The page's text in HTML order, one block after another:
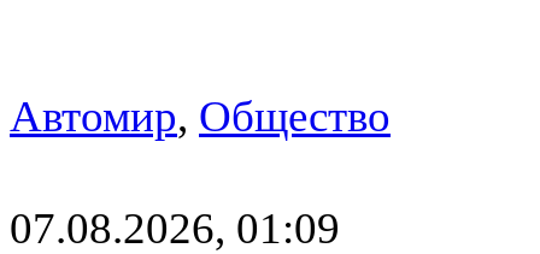
Автомир, Общество
07.08.2026, 01:09